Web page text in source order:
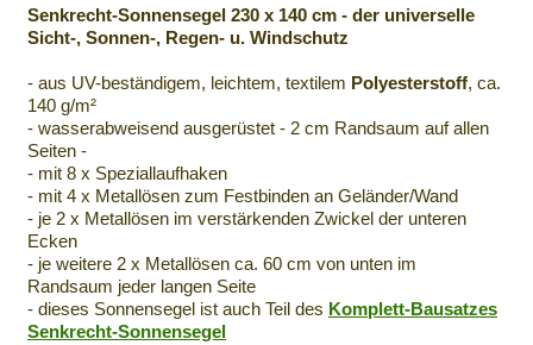
Senkrecht-Sonnensegel 230 x 140 cm - der universelle
Sicht-, Sonnen-, Regen- u. Windschutz
- aus UV-beständigem, leichtem, textilem Polyesterstoff, ca.
140 g/m²
- wasserabweisend ausgerüstet - 2 cm Randsaum auf allen
Seiten -
- mit 8 x Speziallaufhaken
- mit 4 x Metallösen zum Festbinden an Geländer/Wand
- je 2 x Metallösen im verstärkenden Zwickel der unteren
Ecken
- je weitere 2 x Metallösen ca. 60 cm von unten im
Randsaum jeder langen Seite
- dieses Sonnensegel ist auch Teil des Komplett-Bausatzes
Senkrecht-Sonnensegel